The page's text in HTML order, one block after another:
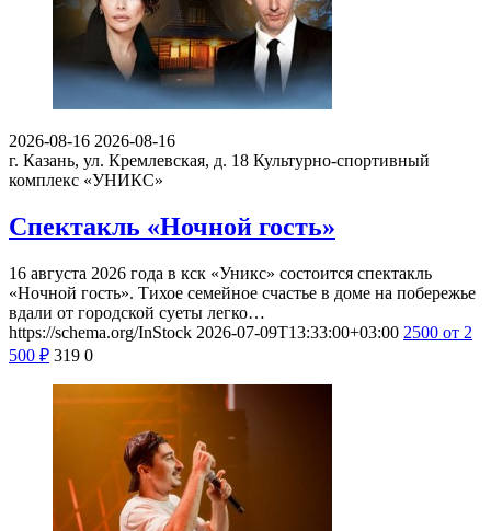
2026-08-16 2026-08-16
г. Казань, ул. Кремлевская, д. 18 Культурно-спортивный
комплекс «УНИКС»
Спектакль «Ночной гость»
16 августа 2026 года в кск «Уникс» состоится спектакль
«Ночной гость». Тихое семейное счастье в доме на побережье
вдали от городской суеты легко…
https://schema.org/InStock 2026-07-09T13:33:00+03:00 2500 от 2
500 ₽ 319 0